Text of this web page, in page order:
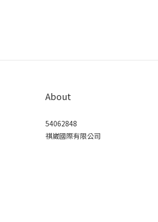
About
54062848
祺崴國際有限公司